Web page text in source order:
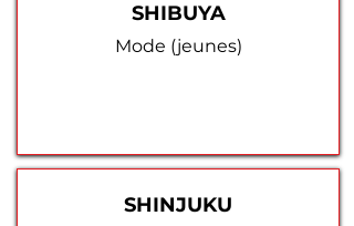
SHIBUYA
Mode (jeunes)
SHINJUKU